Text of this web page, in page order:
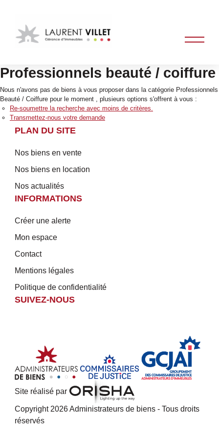
Professionnels beauté / coiffure
Nous n'avons pas de biens à vous proposer dans la catégorie Professionnels
Beauté / Coiffure pour le moment , plusieurs options s'offrent à vous :
Re-soumettre la recherche avec moins de critères.
Transmettez-nous votre demande
PLAN DU SITE
Nos biens en vente
Nos biens en location
Nos actualités
INFORMATIONS
Créer une alerte
Mon espace
Contact
Mentions légales
Politique de confidentialité
SUIVEZ-NOUS
Site réalisé par
Copyright 2026 Administrateurs de biens - Tous droits
réservés